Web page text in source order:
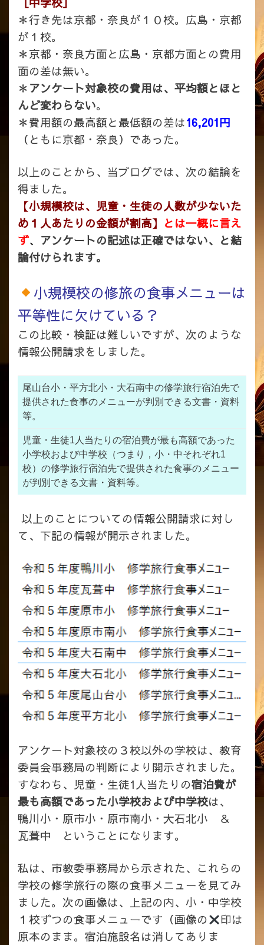
＊行き先は京都・奈良が１０校。広島・京都
が１校。
＊京都・奈良方面と広島・京都方面との費用
面の差は無い。
＊ アンケート対象校の費用は、平均額とほと
んど変わらない。
＊費用額の最高額と最低額の差は16,201円
（ともに京都・奈良）であった。
以上のことから、当ブログでは、次の結論を
得ました。
【小規模校は、児童・生徒の人数が少ないた
め１人あたりの金額が割高】 とは一概に言え
ず、 アンケートの記述は正確ではない、と結
論付けられます。
小規模校の修旅の食事メニューは
平等性に欠けている？
この比較・検証は難しいですが、次のような
情報公開請求をしました。
尾山台小・平方北小・大石南中の修学旅行宿泊先で
提供された食事のメニューが判別できる文書・資料
等。
児童・生徒1人当たりの宿泊費が最も高額であった
小学校および中学校（つまり，小・中それぞれ1
校）の修学旅行宿泊先で提供された食事のメニュー
が判別できる文書・資料等。
以上のことについての情報公開請求に対し
て、下記の情報が開示されました。
アンケート対象校の３校以外の学校は、教育
委員会事務局の判断により開示されました。
すなわち、児童・生徒1人当たりの宿泊費が
最も高額であった小学校および中学校は、
鴨川小・原市小・原市南小・大石北小 ＆
瓦葺中 ということになります。
私は、市教委事務局から示された、これらの
学校の修学旅行の際の食事メニューを見てみ
ました。次の画像は、上記の内、小・中学校
１校ずつの食事メニューです（画像の
印は
原本のまま。宿泊施設名は消してありま